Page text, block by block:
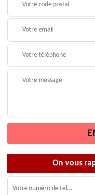
On vous